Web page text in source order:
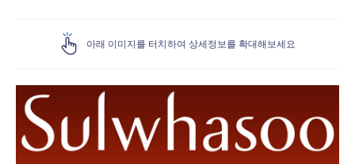
아래 이미지를 터치하여 상세정보를 확대해보세요